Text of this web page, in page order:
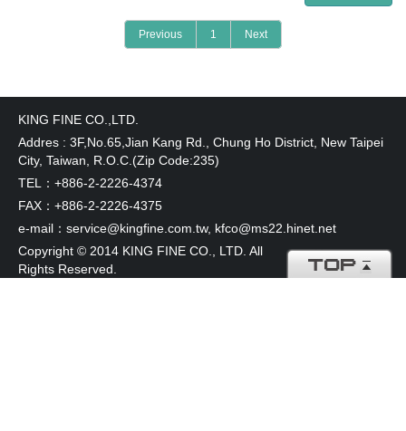
Previous 1 Next
KING FINE CO.,LTD.
Addres : 3F,No.65,Jian Kang Rd., Chung Ho District, New Taipei
City, Taiwan, R.O.C.(Zip Code:235)
TEL：+886-2-2226-4374
FAX：+886-2-2226-4375
e-mail：service@kingfine.com.tw, kfco@ms22.hinet.net
Copyright © 2014 KING FINE CO., LTD. All
Rights Reserved.